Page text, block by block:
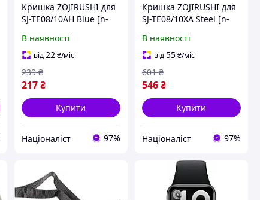
Кришка ZOJIRUSHI для
SJ-TE08/10AH Blue [n-
В наявності
від 22 ₴/міс
217 ₴
239 ₴
Купити
Націоналіст 97%
Кришка ZOJIRUSHI для
SJ-TE08/10XA Steel [n-
В наявності
від55₴/міс
546₴
601 ₴
Купити
Націоналіст 97%